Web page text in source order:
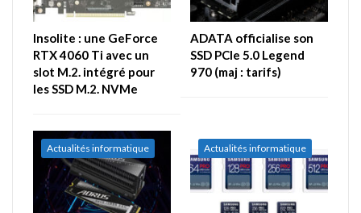
Insolite : une GeForce
RTX 4060 Ti avec un
slot M.2. intégré pour
les SSD M.2. NVMe
ADATA officialise son
SSD PCIe 5.0 Legend
970 (maj : tarifs)
Actualités informatique Actualités informatique